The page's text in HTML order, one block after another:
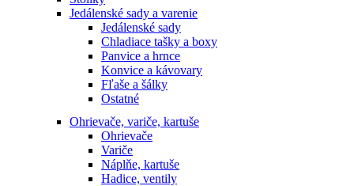
Jedálenské sady a varenie
Jedálenské sady
Chladiace tašky a boxy
Panvice a hrnce
Konvice a kávovary
Fľaše a šálky
Ostatné
Ohrievače, variče, kartuše
Ohrievače
Variče
Náplňe, kartuše
Hadice, ventily